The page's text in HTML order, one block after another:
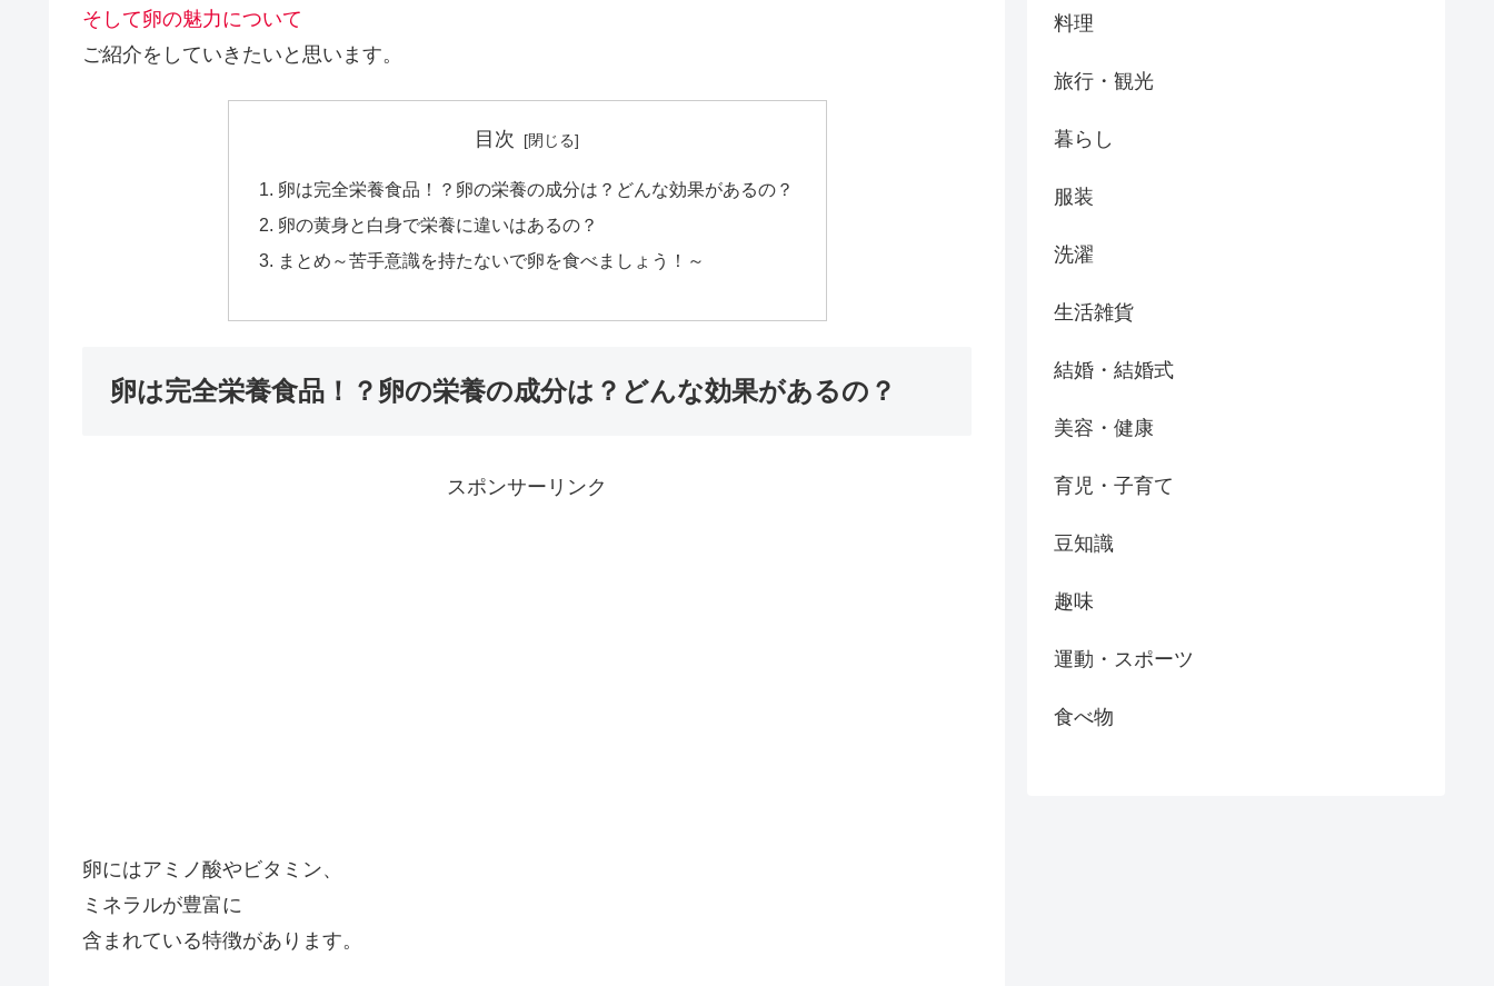
そして卵の魅力について
ご紹介をしていきたいと思います。
目次
卵は完全栄養食品！？卵の栄養の成分は？どんな効果があるの？
卵の黄身と白身で栄養に違いはあるの？
まとめ～苦手意識を持たないで卵を食べましょう！～
卵は完全栄養食品！？卵の栄養の成分は？どんな効果があるの？
スポンサーリンク
卵にはアミノ酸やビタミン、
ミネラルが豊富に
含まれている特徴があります。
料理
旅行・観光
暮らし
服装
洗濯
生活雑貨
結婚・結婚式
美容・健康
育児・子育て
豆知識
趣味
運動・スポーツ
食べ物